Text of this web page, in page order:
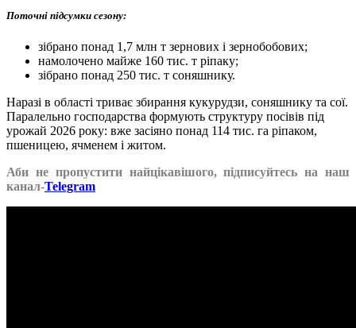
Поточні підсумки сезону:
зібрано понад 1,7 млн т зернових і зернобобових;
намолочено майже 160 тис. т ріпаку;
зібрано понад 250 тис. т соняшнику.
Наразі в області триває збирання кукурудзи, соняшнику та сої.
Паралельно господарства формують структуру посівів під
урожай 2026 року: вже засіяно понад 114 тис. га ріпаком,
пшеницею, ячменем і житом.
Аби не пропустити найцікавішого, підписуйтесь на наш
канал-Telegram